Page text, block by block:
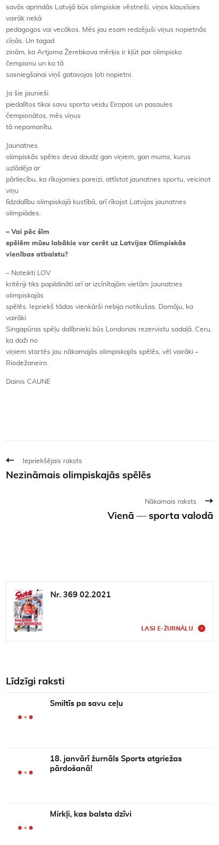
savās aprindās Latvijā būs olimpiskie vēstneši, viņos klausīsies
vairāk nekā
pedagogos vai vecākos. Mēs jau esam redzējuši viņus nopietnās
cīņās. Un tagad
zinām, ka Artjoma Žerebkova mērķis ir kļūt par olimpisko
čempionu un ka tā
sasniegšanai viņš gatavojas ļoti nopietni.
Ja šie jaunieši
piedalītos tikai savu sporta veidu Eiropas un pasaules
čempionātos, mēs viņus
tā nepamanītu.
Jaunatnes
olimpiskās spēles deva daudz gan viņiem, gan mums, kurus
uzlādēja ar
pārliecību, ka rīkojamies pareizi, attīstot jaunatnes sportu, veicinot
viņu
līdzdalību olimpiskajā kustībā, arī rīkojot Latvijas jaunatnes
olimpiādes.
– Vai pēc šīm
spēlēm mūsu labākie var cerēt uz Latvijas Olimpiskās
vienības atbalstu?
– Noteikti LOV
kritēriji tiks papildināti arī ar izcīnītajām vietām Jaunatnes
olimpiskajās
spēlēs. Iepriekš tādas vienkārši nebija notikušas. Domāju, ka
vairāki
Singapūras spēļu dalībnieki būs Londonas rezervistu sadaļā. Ceru,
ka daži no
viņiem startēs jau nākamajās olimpiskajās spēlēs, vēl vairāki –
Riodežaneiro.
Dainis CAUNE
Iepriekšējais raksts
Nezināmais olimpiskajās spēlēs
Nākamais raksts
Vienā — sporta valodā
Nr. 369 02.2021
LASI E-ŽURNĀLU
Līdzīgi raksti
Smiltīs pa savu ceļu
18. janvārī žurnāls Sports atgriežas
pārdošanā!
Mirkļi, kas balsta dzīvi